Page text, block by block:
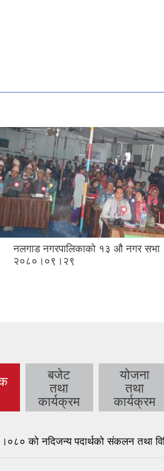
नलगाड नगरपालिकाको १३ औ नगर सभा
२०८०।०९।२९
बजेट
तथा
कार्यक्रम
योजना
तथा
कार्यक्रम
को नदिजन्य पदार्थको संकलन तथा